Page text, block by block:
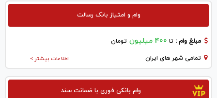
وام و امتیاز بانک رسالت
مبلغ وام : تا 400 میلیون تومان
اطلاعات بیشتر > تمامی شهر های ایران
وام بانکی فوری با ضمانت سند